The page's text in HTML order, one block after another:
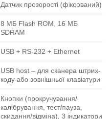
Датчик прозорості (фіксований)
8 МБ Flash ROM, 16 МБ
SDRAM
USB + RS-232 + Ethernet
USB host ‒ для сканера штрих-
коду або зовнішньої клавіатури
Кнопки (прокручування/
калібрування, тест/пауза,
скидання/відміна), 3 індикатори